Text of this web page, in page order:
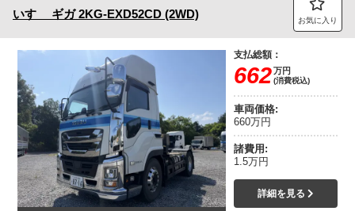
いすゞ ギガ 2KG-EXD52CD (2WD) お気に入り
支払総額：
662万円
(消費税込)
車両価格:
660万円
諸費用:
1.5万円
詳細を見る